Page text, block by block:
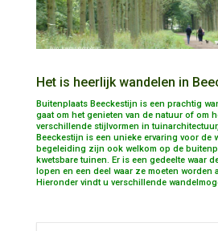
Het is heerlijk wandelen in
Buitenplaats Beeckestijn is een prachtig
gaat om hetgenieten van de natuur of om
verschillende stijlvormen in
Beeckestijn is een unieke ervaring voor de
begeleiding zijn ook welkom op de
kwetsbare tuinen. Er is een gedeelte waar
lopen en een deel waar ze moeten worden
Hieronder vindt u verschillende